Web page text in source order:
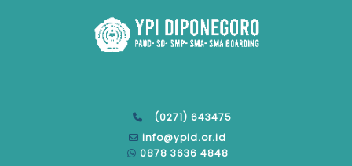
(0271) 643475
info@ypid.or.id
0878 3636 4848